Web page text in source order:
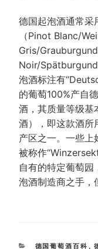
德国起泡酒通常采
（Pinot Blanc/
Gris/
Noir/
泡酒标注有
的葡萄100%产自
酒，其质量等级基
酒），即这款酒所
产区​之一。一些上
被称作
自有的特定葡萄
泡酒制造商之手，
CATEGORIES
德国葡萄酒百科 ,